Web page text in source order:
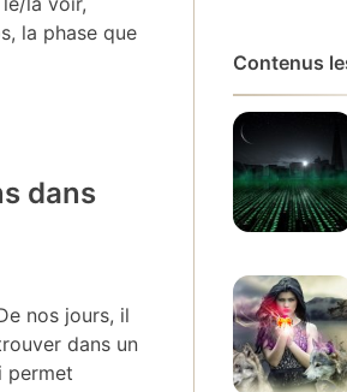
la phase que
dans
nos jours, il
dans un
permet
Contenus